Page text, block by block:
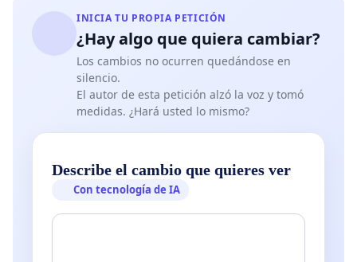
INICIA TU PROPIA PETICIÓN
¿Hay algo que quiera cambiar?
Los cambios no ocurren quedándose en
silencio.
El autor de esta petición alzó la voz y tomó
medidas. ¿Hará usted lo mismo?
Describe el cambio que quieres ver
Con tecnología de IA